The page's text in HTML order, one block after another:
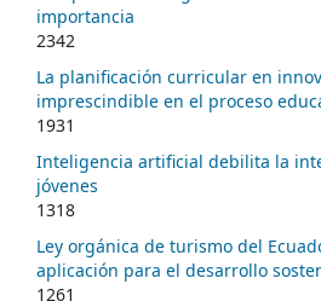
importancia
2342
La planificación curricular en
imprescindible en el proceso
1931
Inteligencia artificial debilita la
jóvenes
1318
Ley orgánica de turismo del
aplicación para el desarrollo
1261